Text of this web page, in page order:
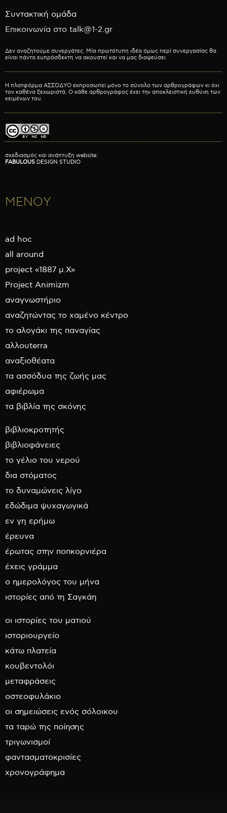
Συντακτική ομάδα
Επικοινωνία στο talk@1-2.gr
Δεν αναζητούμε συνεργάτες. Μία πρωτότυπη ιδέα όμως περί συνεργασίας θα
είναι πάντα ευπρόσδεκτη να ακουστεί και να μας διαψεύσει.
Η πλατφόρμα ΑΣΣΟΔΥΟ εκπροσωπεί μόνο το σύνολο των αρθρογράφων κι όχι
τον καθένα ξεχωριστά. Ο κάθε αρθρογράφος έχει την αποκλειστική ευθύνη των
κειμένων του.
σχεδιασμός και ανάπτυξη website:
FABULOUS DESIGN STUDIO
ΜΕΝΟΥ
ad hoc
all around
project «1887 μ.Χ»
Project Animizm
αναγνωστήριο
αναζητώντας το χαμένο κέντρο
το αλογάκι της παναγίας
αλλουterra
αναξιοθέατα
τα ασσόδυα της ζωής μας
αφιέρωμα
τα βιβλία της σκόνης
βιβλιοκροτητής
βιβλιοφάνειες
το γέλιο του νερού
δια στόματος
το δυναμώνεις λίγο
εδώδιμα ψυχαγωγικά
εν γη ερήμω
έρευνα
έρωτας στην ποπκορνιέρα
έχεις γράμμα
ο ημερολόγος του μήνα
ιστορίες από τη Σαγκάη
οι ιστορίες του ματιού
ιστοριουργείο
κάτω πλατεία
κουβεντολόι
μεταφράσεις
οστεοφυλάκιο
οι σημειώσεις ενός σόλοικου
τα ταρώ της ποίησης
τριγωνισμοί
φαντασματοκρισίες
χρονογράφημα